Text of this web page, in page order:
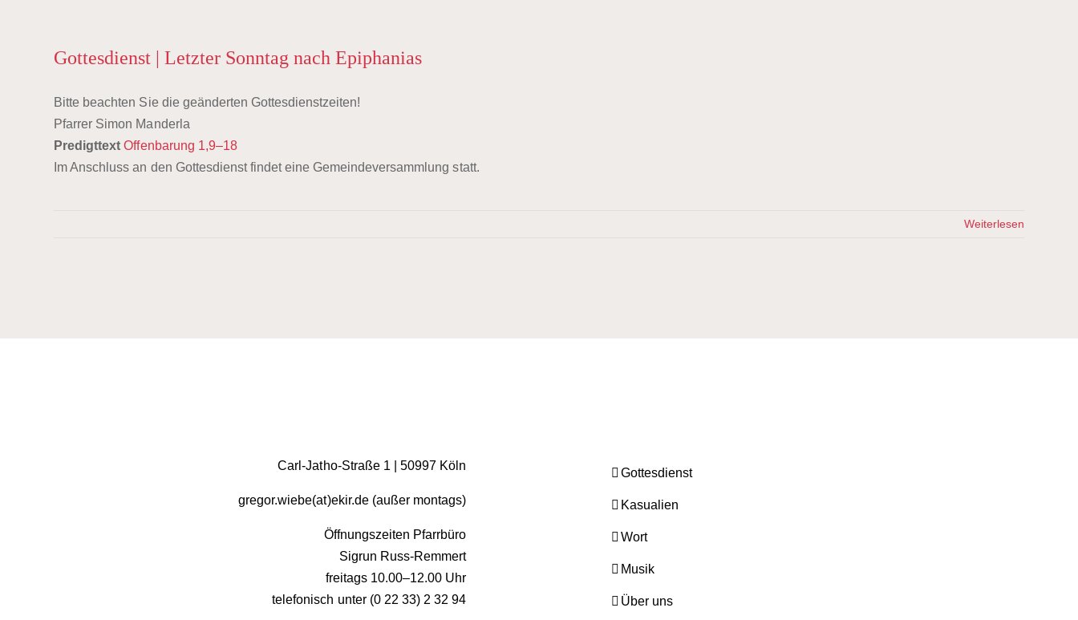
Gottesdienst | Letzter Sonntag nach Epiphanias
Bitte beachten Sie die geänderten Gottesdienstzeiten!
Pfarrer Simon Manderla
Predigttext Offenbarung 1,9–18
Im Anschluss an den Gottesdienst findet eine Gemeindeversammlung statt.
Weiterlesen
Carl-Jatho-Straße 1 | 50997 Köln
gregor.wiebe(at)ekir.de (außer montags)
Öffnungszeiten Pfarrbüro
Sigrun Russ-Remmert
freitags 10.00–12.00 Uhr
telefonisch unter (0 22 33) 2 32 94
Gottesdienst
Kasualien
Wort
Musik
Über uns